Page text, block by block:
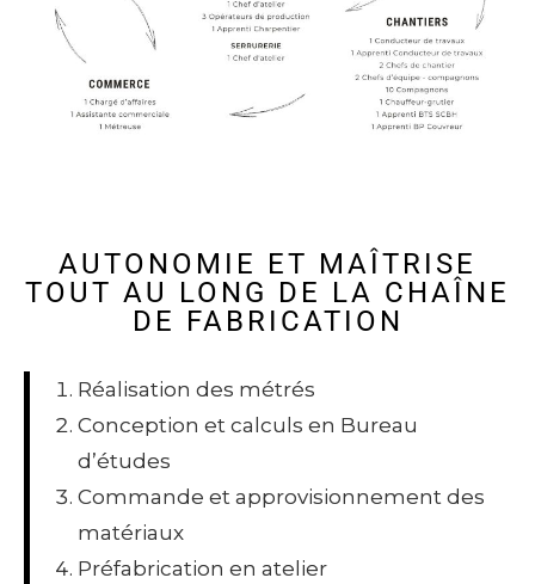
AUTONOMIE ET MAÎTRISE
TOUT AU LONG DE LA CHAÎNE
DE FABRICATION
Réalisation des métrés
Conception et calculs en Bureau
d’études
Commande et approvisionnement des
matériaux
Préfabrication en atelier